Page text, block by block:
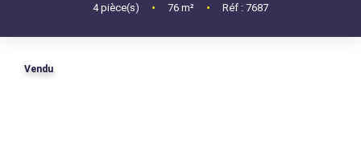
Gestion Locative
4pièce(s) • 76 m² • Réf : 7687
Vendu